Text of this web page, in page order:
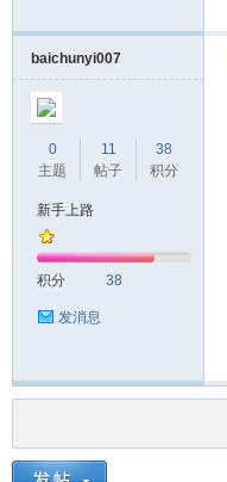
baichunyi007
0
主题
11
帖子
38
积分
新手上路
积分 38
发消息